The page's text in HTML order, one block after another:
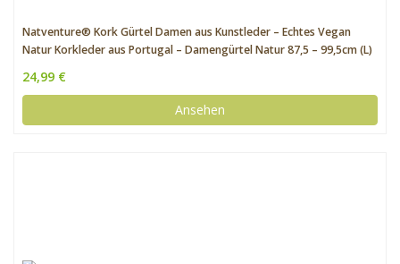
Natventure® Kork Gürtel Damen aus Kunstleder – Echtes Vegan
Natur Korkleder aus Portugal – Damengürtel Natur 87,5 – 99,5cm (L)
24,99 €
Ansehen